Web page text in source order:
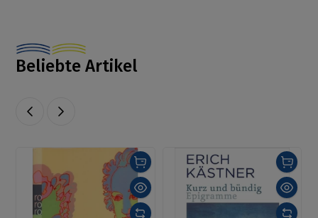
Beliebte Artikel